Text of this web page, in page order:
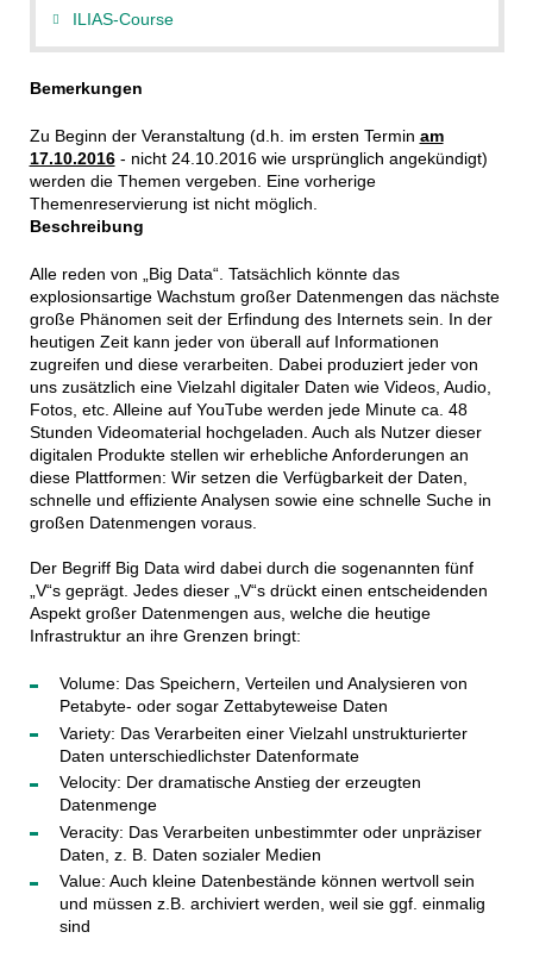
ILIAS-Course
Bemerkungen
Zu Beginn der Veranstaltung (d.h. im ersten Termin am
17.10.2016- nicht 24.10.2016 wie ursprünglich angekündigt)
werden die Themen vergeben. Eine vorherige
Themenreservierung ist nicht möglich.
Beschreibung
Alle reden von „Big Data“. Tatsächlich könnte das
explosionsartige Wachstum großer Datenmengen das nächste
große Phänomen seit der Erfindung des Internets sein. In der
heutigen Zeit kann jeder von überall auf Informationen
zugreifen und diese verarbeiten. Dabei produziert jeder von
uns zusätzlich eine Vielzahl digitaler Daten wie Videos, Audio,
Fotos, etc. Alleine auf YouTube werden jede Minute ca. 48
Stunden Videomaterial hochgeladen. Auch als Nutzer dieser
digitalen Produkte stellen wir erhebliche Anforderungen an
diese Plattformen: Wir setzen die Verfügbarkeit der Daten,
schnelle und effiziente Analysen sowie eine schnelle Suche in
großen Datenmengen voraus.
Der Begriff Big Data wird dabei durch die sogenannten fünf
„V“s geprägt. Jedes dieser „V“s drückt einen entscheidenden
Aspekt großer Datenmengen aus, welche die heutige
Infrastruktur an ihre Grenzen bringt:
Volume: Das Speichern, Verteilen und Analysieren von
Petabyte- oder sogar Zettabyteweise Daten
Variety: Das Verarbeiten einer Vielzahl unstrukturierter
Daten unterschiedlichster Datenformate
Velocity: Der dramatische Anstieg der erzeugten
Datenmenge
Veracity: Das Verarbeiten unbestimmter oder unpräziser
Daten, z. B. Daten sozialer Medien
Value: Auch kleine Datenbestände können wertvoll sein
und müssen z.B. archiviert werden, weil sie ggf. einmalig
sind